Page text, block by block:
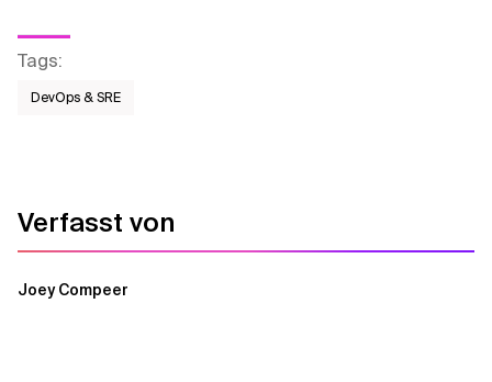
Tags:
DevOps & SRE
Verfasst von
Joey Compeer